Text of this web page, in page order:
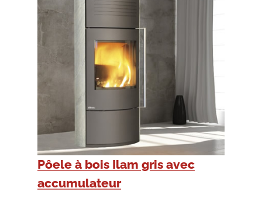
Pôele à bois Ilam gris avec
accumulateur